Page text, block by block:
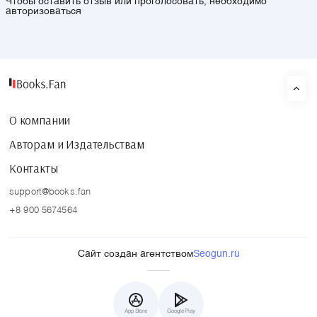
авторизоваться
О компании
Авторам и Издательствам
Контакты
support@books.fan
+8 900 5674564
Сайт создан агентствомSeogun.ru
App Store Google Play